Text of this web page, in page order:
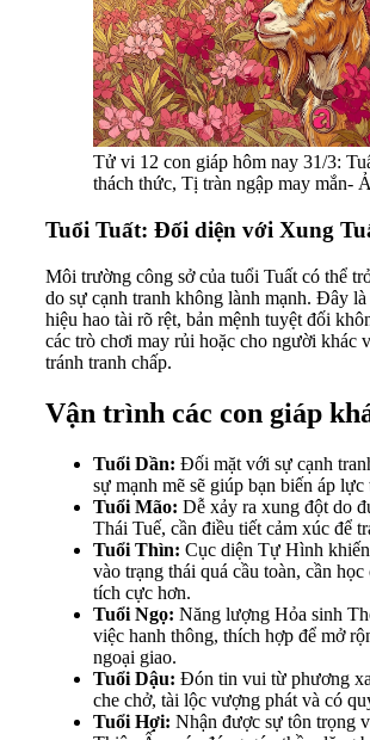
Tử vi 12 con giáp hôm nay 31/3:
thách thức, Tị tràn ngập may mắn-
Tuổi Tuất: Đối diện với Xung
Môi trường công sở của tuổi Tuất có thể
do sự cạnh tranh không lành mạnh. Đây là
hiệu hao tài rõ rệt, bản mệnh tuyệt đối
các trò chơi may rủi hoặc cho người khác
tránh tranh chấp.
Vận trình các con giáp
Tuổi Dần: Đối mặt với sự cạnh
sự mạnh mẽ sẽ giúp bạn biến áp
Tuổi Mão: Dễ xảy ra xung đột do
Thái Tuế, cần điều tiết cảm xúc để
Tuổi Thìn: Cục diện Tự Hình
vào trạng thái quá cầu toàn, cần
tích cực hơn.
Tuổi Ngọ: Năng lượng Hỏa sinh
việc hanh thông, thích hợp để mở
ngoại giao.
Tuổi Dậu: Đón tin vui từ phương
che chở, tài lộc vượng phát và có
Tuổi Hợi: Nhận được sự tôn trọng